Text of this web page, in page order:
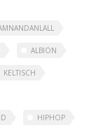
ALBION
KELTISCH
HIPHOP